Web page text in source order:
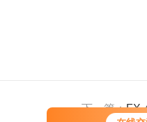
下一篇：FX-